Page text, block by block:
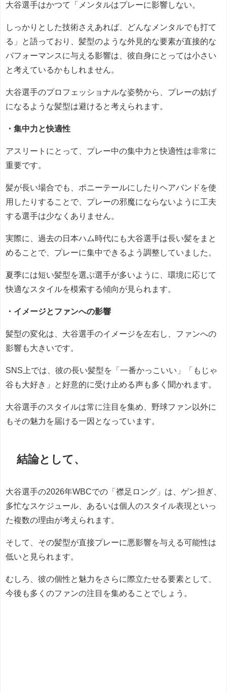
大谷選手はかつて「メンタルはプレーに影響しない。
しっかりとした技術さえあれば、どんなメンタルでも打て
る」と語っており、髪型のような外見的な要素が直接的な
パフォーマンスに与える影響は、彼自身にとっては小さい
と考えているかもしれません。
大谷選手のプロフェッショナルな姿勢から、プレーの妨げ
になるような髪型は避けると考えられます。
・集中力と快適性
アスリートにとって、プレー中の集中力と快適性は非常に
重要です。
髪が長い場合でも、ポニーテールにしたりヘアバンドを使
用したりすることで、プレーの邪魔にならないように工夫
する選手は少なくありません。
実際に、過去の日本ハム時代にも大谷選手は長い髪をまと
めることで、プレーに集中できるよう調整していました。
夏季には短い髪型を選ぶ選手が多いように、環境に応じて
快適なスタイルを模索する傾向が見られます。
・イメージとファンへの影響
髪型の変化は、大谷選手のイメージを左右し、ファンへの
影響も大きいです。
SNS上では、彼の長い髪型を「一番かっこいい」「もじゃ
谷も大好き」と好意的に受け止める声も多く聞かれます。
大谷選手のスタイルは常に注目を集め、野球ファン以外に
もその魅力を届ける一因となっています。
結論として、
大谷選手の2026年WBCでの「襟足ロング」は、ゲン担ぎ、
多忙なスケジュール、あるいは個人のスタイル表現といっ
た複数の理由が考えられます。
そして、その髪型が直接プレーに悪影響を与える可能性は
低いと見られます。
むしろ、彼の個性と魅力をさらに際立たせる要素として、
今後も多くのファンの注目を集めることでしょう。